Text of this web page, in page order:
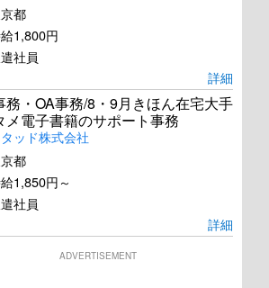
都
1,800円
社員
詳細
務・OA事務/8・9月きほん在宅大手
メ電子書籍のサポート事務
ッド株式会社
都
1,850円～
社員
詳細
ADVERTISEMENT